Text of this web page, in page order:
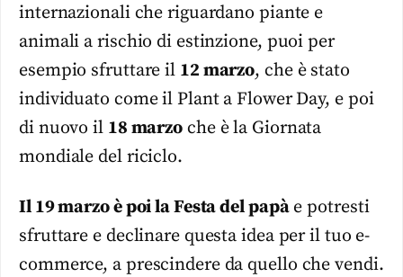
internazionali che riguardano piante e
animali a rischio di estinzione, puoi per
esempio sfruttare il 12 marzo, che è stato
individuato come il Plant a Flower Day, e poi
di nuovo il 18 marzo che è la Giornata
mondiale del riciclo.
Il 19 marzo è poi la Festa del papàe potresti
sfruttare e declinare questa idea per il tuo e-
commerce, a prescindere da quello che vendi.